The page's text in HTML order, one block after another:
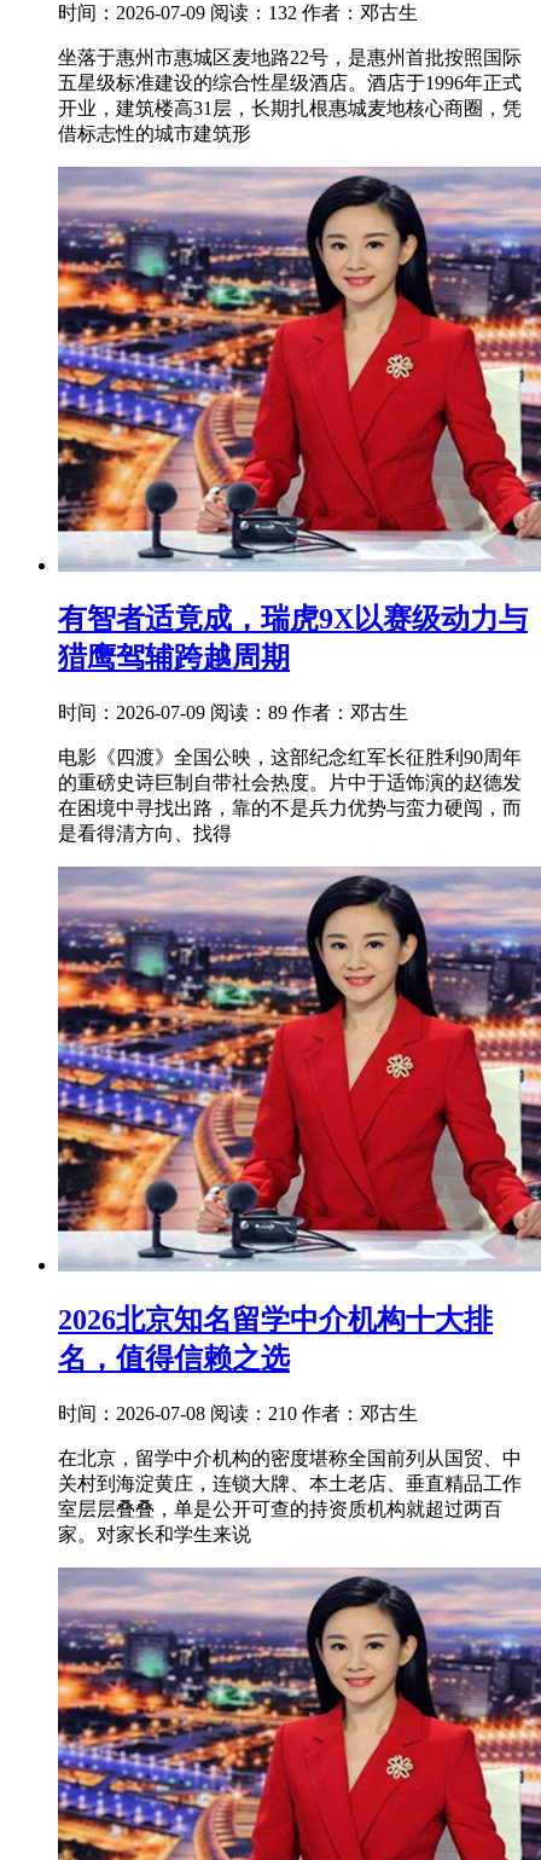
时间：2026-07-09 阅读：132 作者：邓古生
坐落于惠州市惠城区麦地路22号，是惠州首批按照国际
五星级标准建设的综合性星级酒店。酒店于1996年正式
开业，建筑楼高31层，长期扎根惠城麦地核心商圈，凭
借标志性的城市建筑形
有智者适竟成，瑞虎9X以赛级动力与
猎鹰驾辅跨越周期
时间：2026-07-09 阅读：89 作者：邓古生
电影《四渡》全国公映，这部纪念红军长征胜利90周年
的重磅史诗巨制自带社会热度。片中于适饰演的赵德发
在困境中寻找出路，靠的不是兵力优势与蛮力硬闯，而
是看得清方向、找得
2026北京知名留学中介机构十大排
名，值得信赖之选
时间：2026-07-08 阅读：210 作者：邓古生
在北京，留学中介机构的密度堪称全国前列从国贸、中
关村到海淀黄庄，连锁大牌、本土老店、垂直精品工作
室层层叠叠，单是公开可查的持资质机构就超过两百
家。对家长和学生来说